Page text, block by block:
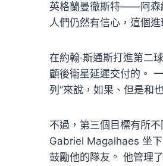
英格蘭曼徹斯特——阿森
人們仍然有信心，這個
在約翰·斯通斯打進第二
顧後衛星延遲交付的。
列”來說，如果、但是和
不過，第三個目標有所
Gabriel Magalhaes 坐
鼓勵他的隊友。 他管理